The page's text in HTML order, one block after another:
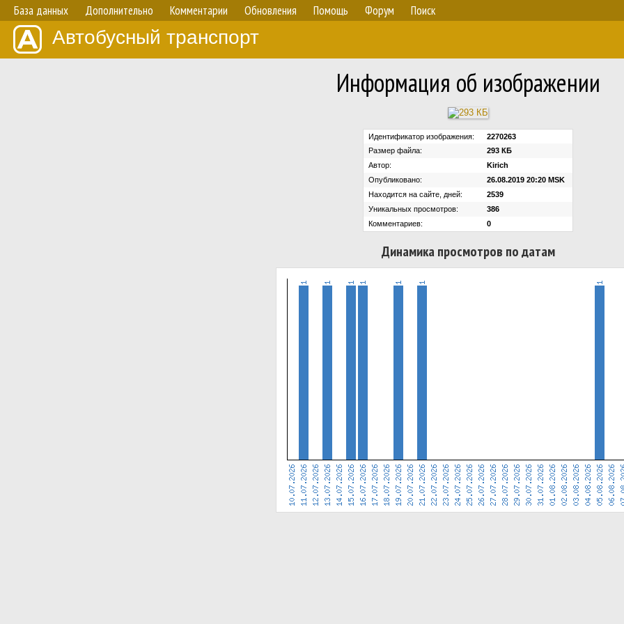
База данных Дополнительно Комментарии Обновления Помощь Форум Поиск
Автобусный транспорт
Информация об изображении
Идентификатор изображения:
2270263
Размер файла:
293 КБ
Автор:
Kirich
Опубликовано:
26.08.2019 20:20 MSK
Находится на сайте, дней:
2539
Уникальных просмотров:
386
Комментариев:
0
Динамика просмотров по датам